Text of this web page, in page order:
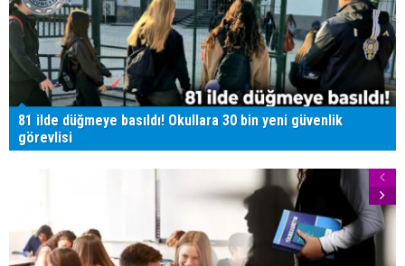
81 ilde düğmeye basıldı! Okullara 30 bin yeni güvenlik
görevlisi